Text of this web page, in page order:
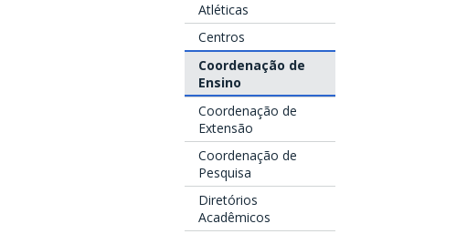
Atléticas
Centros
Coordenação de
Ensino
Coordenação de
Extensão
Coordenação de
Pesquisa
Diretórios
Acadêmicos